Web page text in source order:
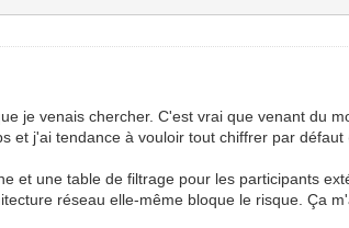
je venais chercher. C'est vrai que venant du
et j'ai tendance à vouloir tout chiffrer par défaut
et une table de filtrage pour les participants
réseau elle-même bloque le risque. Ça